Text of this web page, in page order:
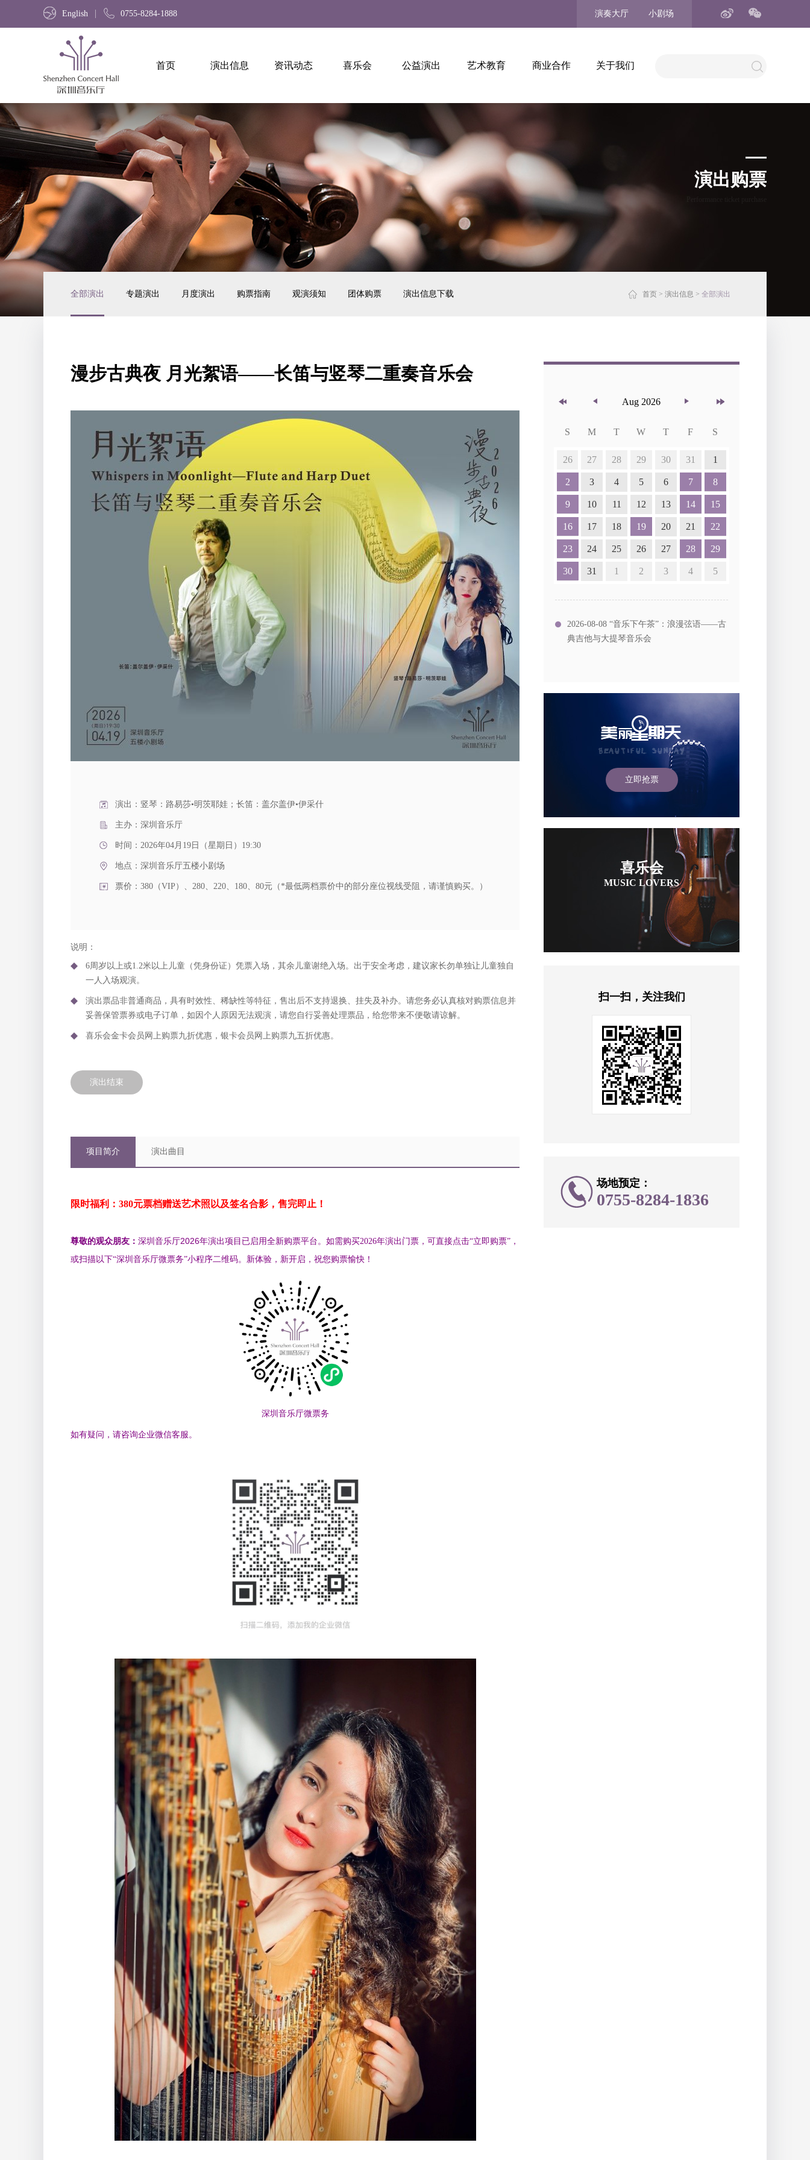
English 0755-8284-1888 演奏大厅 小剧场
首页 演出信息 资讯动态 喜乐会 公益演出 艺术教育 商业合作 关于我们
演出购票
全部演出 专题演出 月度演出 购票指南 观演须知 团体购票 演出信息下载 首页 > 演出信息 > 全部演出
漫步古典夜 月光絮语——长笛与竖琴二重奏音乐会
演出：竖琴：路易莎•明茨耶娃；长笛：盖尔盖伊•伊采什
主办：深圳音乐厅
时间：2026年04月19日（星期日）19:30
地点： 深圳音乐厅五楼小剧场
票价：380（VIP）、280、220、180、80元（*最低两档票价中的部分座位视线受阻，请谨慎购买。）
说明：
6周岁以上或1.2米以上儿童（凭身份证）凭票入场，其余儿童谢绝入场。出于安全考虑，建议家长勿单独让儿童独自
一人入场观演。
演出票品非普通商品，具有时效性、稀缺性等特征，售出后不支持退换、挂失及补办。请您务必认真核对购票信息并
妥善保管票券或电子订单，如因个人原因无法观演，请您自行妥善处理票品，给您带来不便敬请谅解。
喜乐会金卡会员网上购票九折优惠，银卡会员网上购票九五折优惠。
演出结束
项目简介 演出曲目
限时福利：380元票档赠送艺术照以及签名合影，售完即止！
尊敬的观众朋友： 深圳音乐厅2026年演出项目已启用全新购票平台。 如需购买2026年演出门票，可直接点击“立即购票”，
或扫描以下“深圳音乐厅微票务”小程序二维码。新体验，新开启，祝您购票愉快！
深圳音乐厅微票务
如有疑问，请咨询企业微信客服。
Aug 2026
S M T W T F S
26 27 28 29 30 31 1
2 3 4 5 6 7 8
9 10 11 12 13 14 15
16 17 18 19 20 21 22
23 24 25 26 27 28 29
30 31 1 2 3 4 5
2026-08-08 “音乐下午茶”：浪漫弦语——古
典吉他与大提琴音乐会
立即抢票
喜乐会
MUSIC LOVERS
扫一扫，关注我们
场地预定：
0755-8284-1836